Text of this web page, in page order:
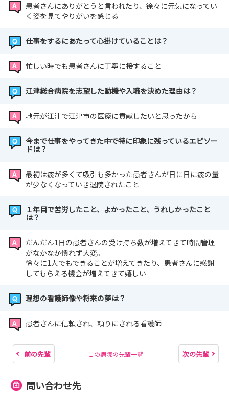
患者さんにありがとうと言われたり、徐々に元気になってい
く姿を見てやりがいを感じる
仕事をするにあたって心掛けていることは？
忙しい時でも患者さんに丁寧に接すること
江津総合病院を志望した動機や入職を決めた理由は？
地元が江津で江津市の医療に貢献したいと思ったから
今まで仕事をやってきた中で特に印象に残っているエピソー
ドは？
最初は痰が多くて吸引も多かった患者さんが日に日に痰の量
が少なくなっていき退院されたこと
１年目で苦労したこと、よかったこと、うれしかったこと
は？
だんだん1日の患者さんの受け持ち数が増えてきて時間管理
がなかなか慣れず大変。
徐々に1人でもできることが増えてきたり、患者さんに感謝
してもらえる機会が増えてきて嬉しい
理想の看護師像や将来の夢は？
患者さんに信頼され、頼りにされる看護師
前の先輩 この病院の先輩一覧 次の先輩
問い合わせ先